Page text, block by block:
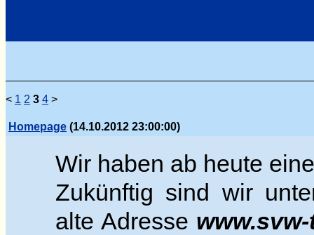
< 1 2 3 4 >
Homepage (14.10.2012 23:00:00)
Wir haben ab heute
Zukünftig sind wir
alte Adresse